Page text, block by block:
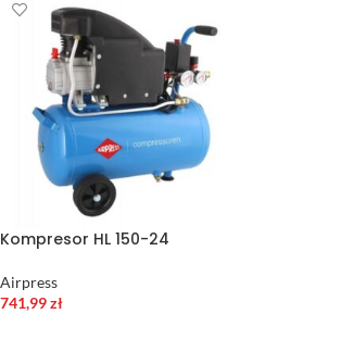
Kompresor HL 150-24
Airpress
741,99zł